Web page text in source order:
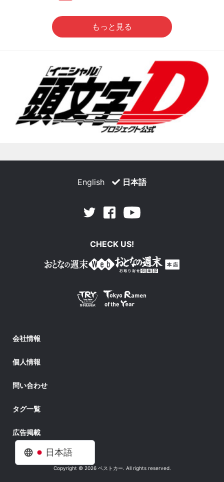
日本語
もっと見る
English 日本語
Twitter Facebook
CHECK US!
会社情報
個人情報
問い合わせ
タグ一覧
広告掲載
Copyright © 2026 ベストカー. All rights reserved.